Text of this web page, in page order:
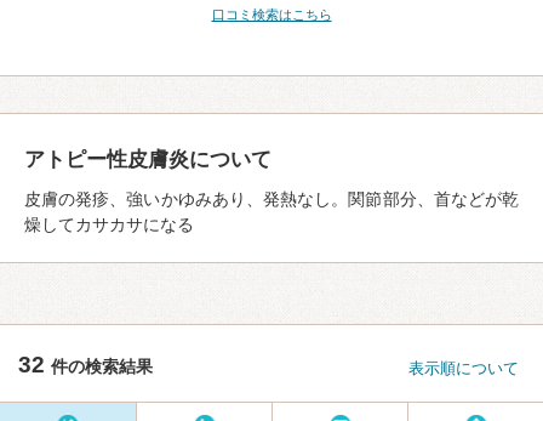
口コミ検索はこちら
アトピー性皮膚炎について
皮膚の発疹、強いかゆみあり、発熱なし。関節部分、首などが乾
燥してカサカサになる
32 件の検索結果 表示順について